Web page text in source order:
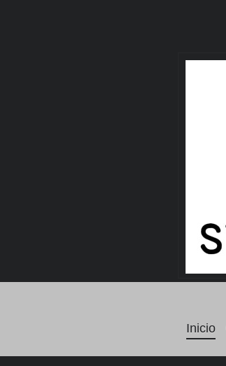
Inicio